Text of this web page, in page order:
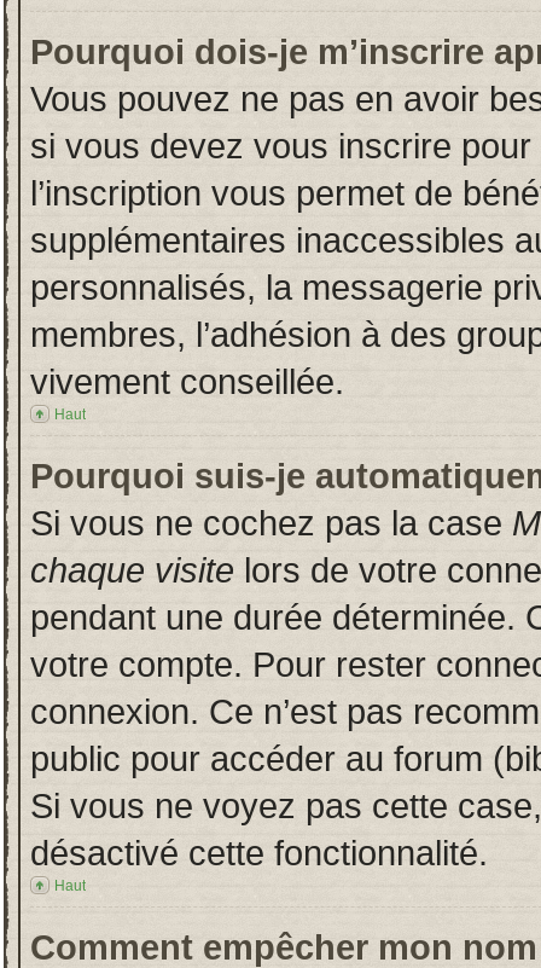
Pourquoi dois-je m’inscrire
Vous pouvez ne pas en avoir
si vous devez vous inscrire
l’inscription vous permet de
supplémentaires inaccessibles
personnalisés, la messagerie
membres, l’adhésion à des
vivement conseillée.
Haut
Pourquoi suis-je
Si vous ne cochez pas la case
chaque visite lors de votre
pendant une durée déterminée.
votre compte. Pour rester
connexion. Ce n’est pas
public pour accéder au forum
Si vous ne voyez pas cette
désactivé cette fonctionnalité.
Haut
Comment empêcher mon